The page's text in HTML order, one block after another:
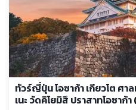
ทัวร์ญี่ปุ่น โอซาก้า เกียวโต ศา
เนะ วัดคิโยมิสึ ปราสาทโอซาก้า